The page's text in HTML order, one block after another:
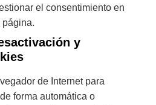
el consentimiento en
página.
y
de Internet para
forma automática o